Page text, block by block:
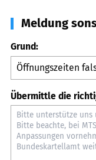
Meldung
Grund:
Übermittle die